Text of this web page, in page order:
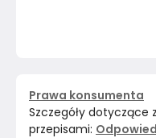
Prawa konsumenta
Szczegóły dotyczące
przepisami: